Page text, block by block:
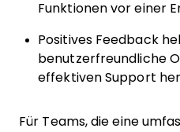
Funktionen vor einer
Positives Feedback
benutzerfreundliche
effektiven Support
Für Teams, die eine